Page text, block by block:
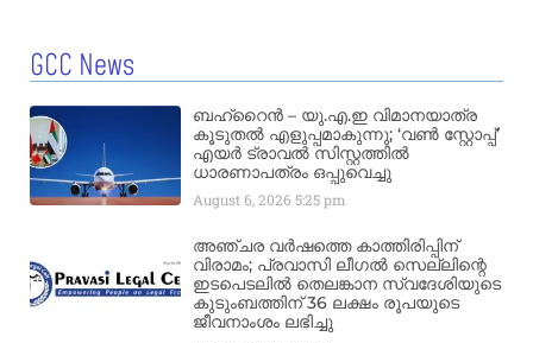
GCC News
ബഹ്‌റൈൻ – യു.എ.ഇ വിമാനയാത്ര
കൂടുതൽ എളുപ്പമാകുന്നു; ‘വൺ സ്റ്റോപ്പ്’
എയർ ട്രാവൽ സിസ്റ്റത്തിൽ
ധാരണാപത്രം ഒപ്പുവെച്ചു
August 6, 20265:25 pm
അഞ്ചര വർഷത്തെ കാത്തിരിപ്പിന്
വിരാമം; പ്രവാസി ലീഗൽ സെല്ലിന്റെ
ഇടപെടലിൽ തെലങ്കാന സ്വദേശിയുടെ
കുടുംബത്തിന് 36 ലക്ഷം രൂപയുടെ
ജീവനാംശം ലഭിച്ചു